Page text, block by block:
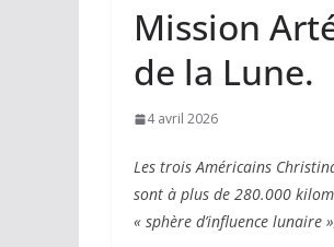
Mission
de la Lune.
4 avril 2026
Les trois Américains
sont à plus de 280.000
« sphère d’influence lunaire